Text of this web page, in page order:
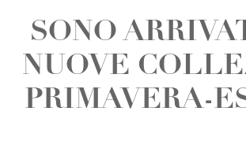
SONO
NUOVE
PRIMAVERA-